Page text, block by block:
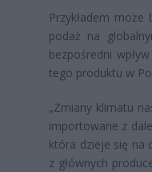
Przykładem
podaż na
bezpośredni
tego produktu w
„Zmiany klimatu
importowane z
która dzieje się na
z głównych